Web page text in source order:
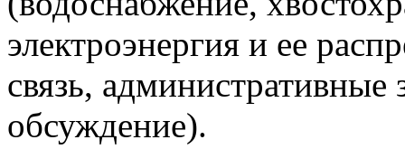
электроэнергия и ее
связь,
обсуждение).